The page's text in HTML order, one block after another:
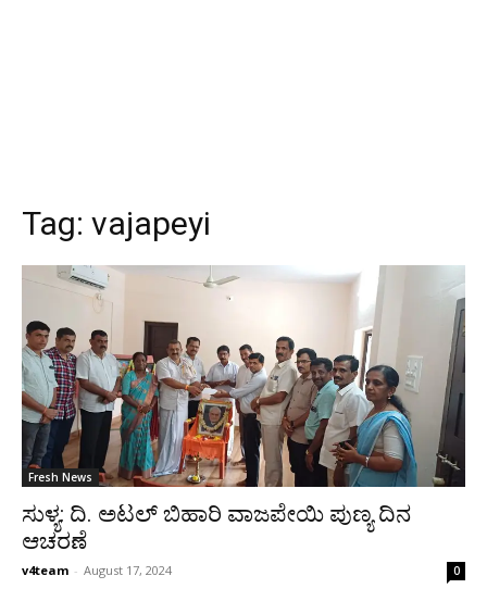
Tag: vajapeyi
Fresh News
ಸುಳ್ಯ: ದಿ. ಅಟಲ್ ಬಿಹಾರಿ ವಾಜಪೇಯಿ ಪುಣ್ಯ ದಿನ
ಆಚರಣೆ
v4team - August 17, 2024 0